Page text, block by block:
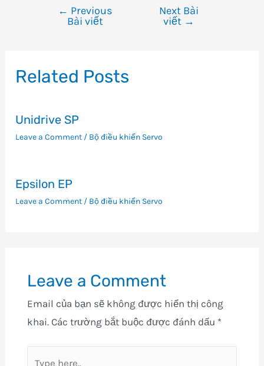
viết
← Previous
Bài viết
Next Bài
viết →
Related Posts
Unidrive SP
Leave a Comment / Bộ điều khiển Servo
Epsilon EP
Leave a Comment / Bộ điều khiển Servo
Leave a Comment
Email của bạn sẽ không được hiển thị công
khai. Các trường bắt buộc được đánh dấu *